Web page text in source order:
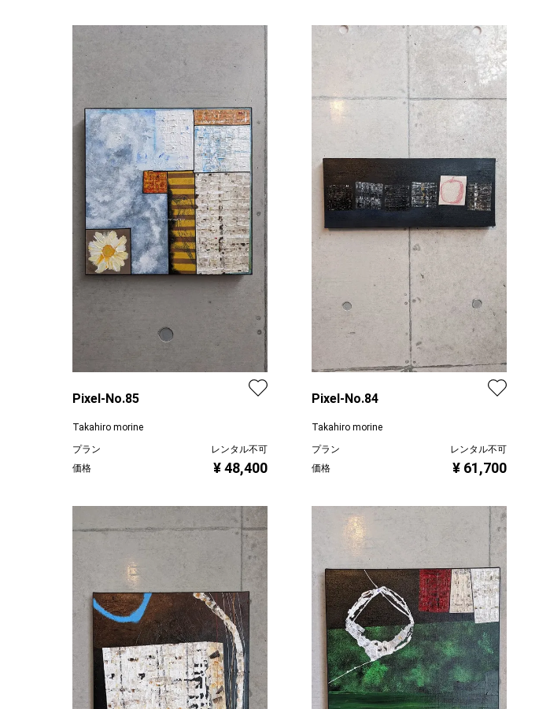
Pixel-No.85
Takahiro morine
プラン
レンタル不可
価格
¥ 48,400
Pixel-No.84
Takahiro morine
プラン
レンタル不可
価格
¥ 61,700